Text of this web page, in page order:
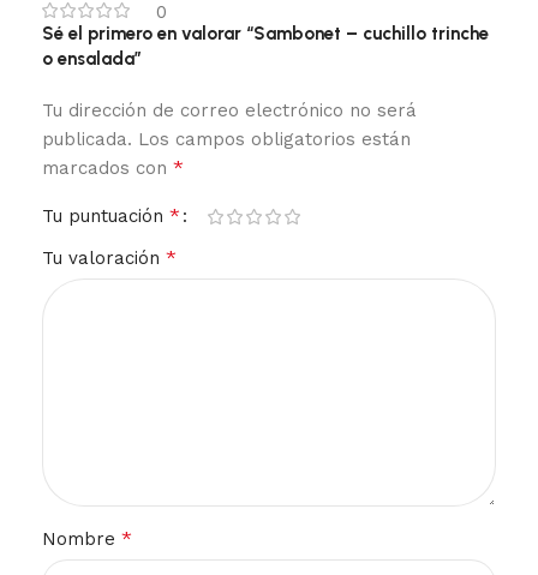
0
Sé el primero en valorar “Sambonet – cuchillo trinche
o ensalada”
Tu dirección de correo electrónico no será
publicada. Los campos obligatorios están
marcados con *
Tu puntuación *
Tu valoración *
Nombre *